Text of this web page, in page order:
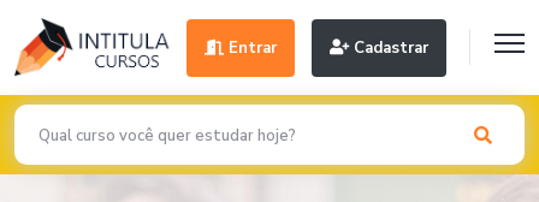
Entrar Cadastrar